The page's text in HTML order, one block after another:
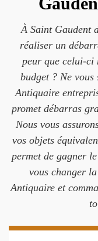
À Saint Gaudent
réaliser un
peur que celui-ci
budget ? Ne vous
Antiquaire
promet débarras
Nous vous
vos objets
permet de gagner
vous changer
Antiquaire et